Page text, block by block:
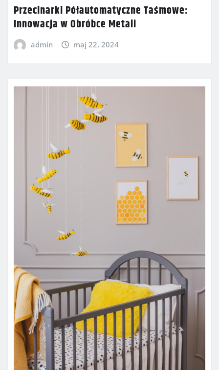
Przecinarki Półautomatyczne Taśmowe:
Innowacja w Obróbce Metali
admin maj 22, 2024